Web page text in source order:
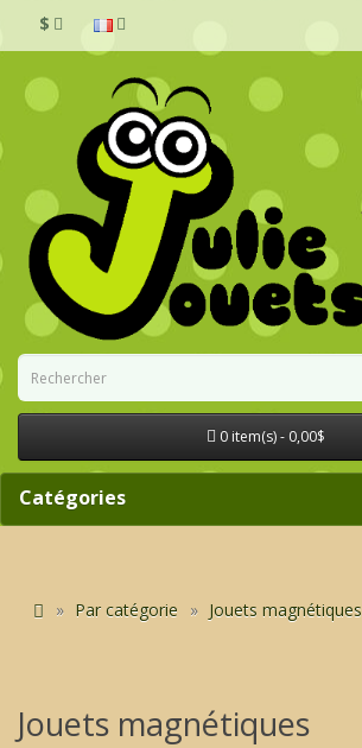
$
0 item(s) - 0,00$
Catégories
Par catégorie Jouets magnétiques
Jouets magnétiques